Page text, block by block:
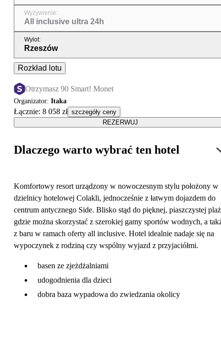
Wyżywienie:
All inclusive ultra 24h
Wylot:
Rzeszów
Rozkład lotu
Otrzymasz 90 Smart! Monet
Organizator: Itaka
Łącznie: 8 058 zł szczegóły ceny
REZERWUJ
Dlaczego warto wybrać ten hotel
Komfortowy resort urządzony w nowoczesnym stylu położony w
dzielnicy hotelowej Colakli, jednocześnie z łatwym dojazdem do
centrum antycznego Side. Blisko stąd do pięknej, piaszczystej
gdzie można skorzystać z szerokiej gamy sportów wodnych, a
z baru w ramach oferty all inclusive. Hotel idealnie nadaje się na
wypoczynek z rodziną czy wspólny wyjazd z przyjaciółmi.
basen ze zjeżdżalniami
udogodnienia dla dzieci
dobra baza wypadowa do zwiedzania okolicy